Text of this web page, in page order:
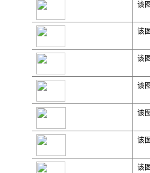
该
该
该
该
该
该
该